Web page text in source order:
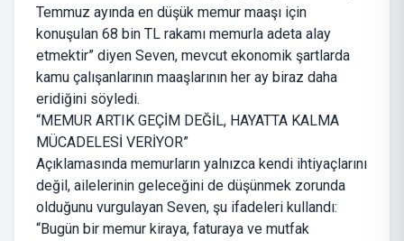
Temmuz ayında en düşük memur maaşı için
konuşulan 68 bin TL rakamı memurla adeta alay
etmektir” diyen Seven, mevcut ekonomik şartlarda
kamu çalışanlarının maaşlarının her ay biraz daha
eridiğini söyledi.
“MEMUR ARTIK GEÇİM DEĞİL, HAYATTA KALMA
MÜCADELESİ VERİYOR”
Açıklamasında memurların yalnızca kendi ihtiyaçlarını
değil, ailelerinin geleceğini de düşünmek zorunda
olduğunu vurgulayan Seven, şu ifadeleri kullandı:
“Bugün bir memur kiraya, faturaya ve mutfak